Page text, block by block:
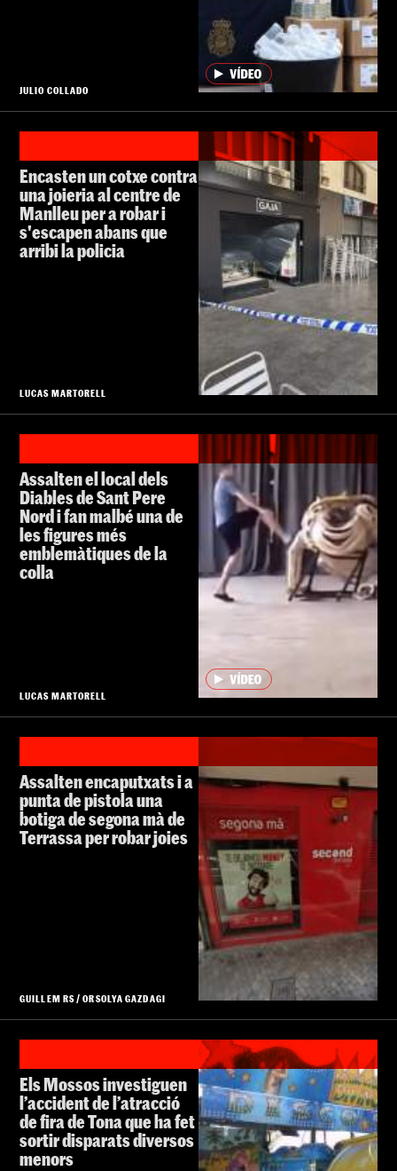
JULIO COLLADO
Encasten un cotxe contra
una joieria al centre de
Manlleu per a robar i
s'escapen abans que
arribi la policia
LUCAS MARTORELL
Assalten el local dels
Diables de Sant Pere
Nord i fan malbé una de
les figures més
emblemàtiques de la
colla
LUCAS MARTORELL
Assalten encaputxats i a
punta de pistola una
botiga de segona mà de
Terrassa per robar joies
GUILLEM RS/ORSOLYA GAZDAGI
Els Mossos investiguen
l’accident de l’atracció
de fira de Tona que ha fet
sortir disparats diversos
menors